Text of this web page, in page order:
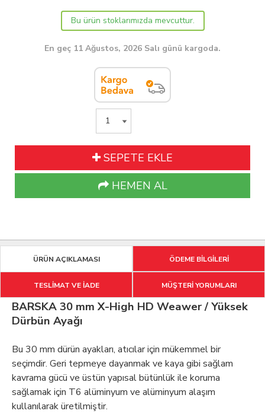
Bu ürün stoklarımızda mevcuttur.
En geç 11 Ağustos, 2026 Salı günü kargoda.
SEPETE EKLE
HEMEN AL
ÜRÜN AÇIKLAMASI ÖDEME BİLGİLERİ
TESLİMAT VE İADE MÜŞTERİ YORUMLARI
BARSKA 30 mm X-High HD Weawer / Yüksek
Dürbün Ayağı
Bu 30 mm dürün ayakları, atıcılar için mükemmel bir
seçimdir. Geri tepmeye dayanmak ve kaya gibi sağlam
kavrama gücü ve üstün yapısal bütünlük ile koruma
sağlamak için T6 alüminyum ve alüminyum alaşım
kullanılarak üretilmiştir.